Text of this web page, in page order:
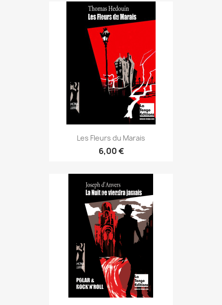
Les Fleurs du Marais
6,00 €